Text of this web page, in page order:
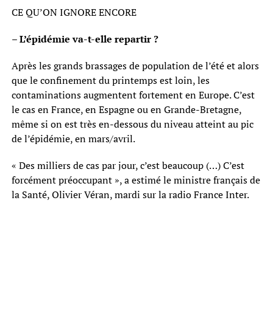
CE QU’ON IGNORE ENCORE
– L’épidémie va-t-elle repartir ?
Après les grands brassages de population de l’été et alors
que le confinement du printemps est loin, les
contaminations augmentent fortement en Europe. C’est
le cas en France, en Espagne ou en Grande-Bretagne,
même si on est très en-dessous du niveau atteint au pic
de l’épidémie, en mars/avril.
« Des milliers de cas par jour, c’est beaucoup (…) C’est
forcément préoccupant », a estimé le ministre français de
la Santé, Olivier Véran, mardi sur la radio France Inter.